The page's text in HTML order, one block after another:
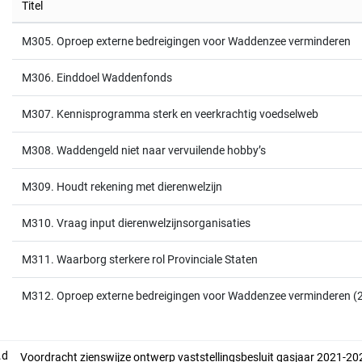
Titel
M305. Oproep externe bedreigingen voor Waddenzee verminderen
M306. Einddoel Waddenfonds
M307. Kennisprogramma sterk en veerkrachtig voedselweb
M308. Waddengeld niet naar vervuilende hobby’s
M309. Houdt rekening met dierenwelzijn
M310. Vraag input dierenwelzijnsorganisaties
M311. Waarborg sterkere rol Provinciale Staten
M312. Oproep externe bedreigingen voor Waddenzee verminderen
Voordracht zienswijze ontwerp vaststellingsbesluit gasjaar 2021-